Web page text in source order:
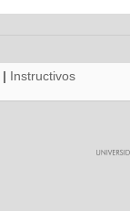
| Instructivos